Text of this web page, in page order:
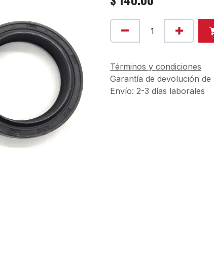
Términos y condiciones
Garantía de devolución de
Envío: 2-3 días laborales